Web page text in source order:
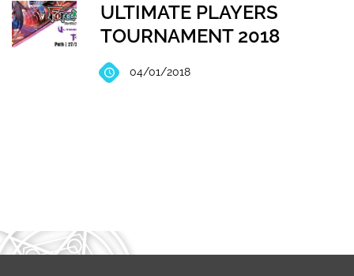
ULTIMATE PLAYERS
TOURNAMENT 2018
04/01/2018